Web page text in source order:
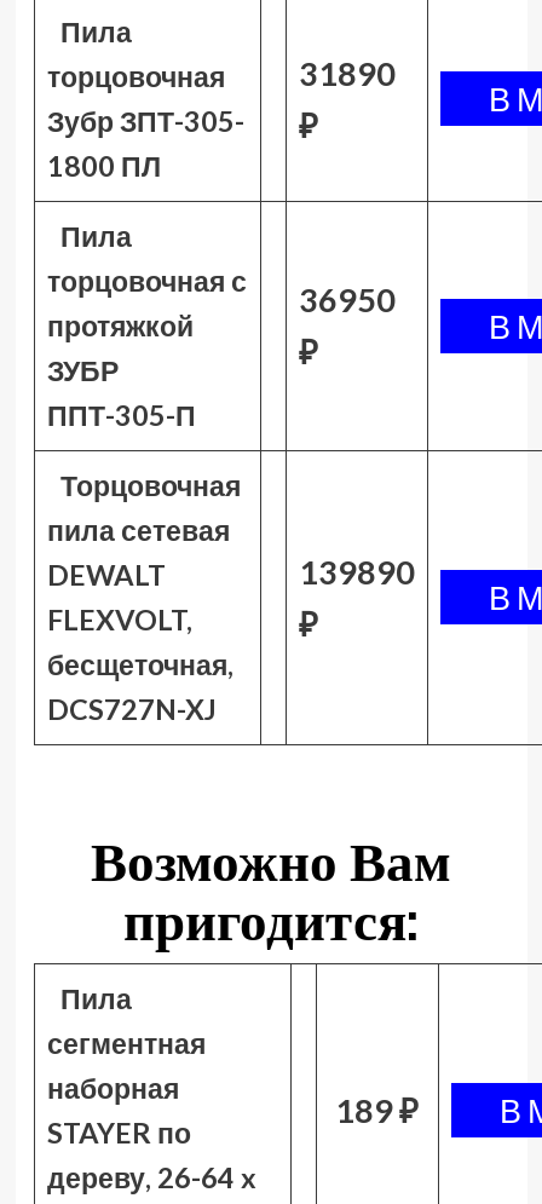
Пила
торцовочная
Зубр ЗПТ-305-
1800 ПЛ
31890
₽
Пила
торцовочная с
протяжкой
ЗУБР
ППТ-305-П
36950
₽
Торцовочная
пила сетевая
DEWALT
FLEXVOLT,
бесщеточная,
DCS727N-XJ
139890
₽
Возможно Вам
пригодится:
Пила
сегментная
наборная
STAYER по
дереву, 26-64 x
189 ₽